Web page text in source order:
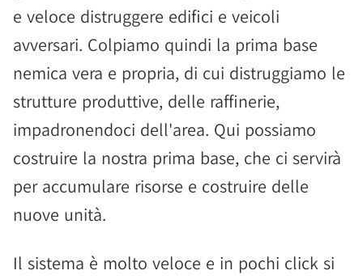
e veloce distruggere edifici e veicoli
avversari. Colpiamo quindi la prima base
nemica vera e propria, di cui distruggiamo le
strutture produttive, delle raffinerie,
impadronendoci dell'area. Qui possiamo
costruire la nostra prima base, che ci servirà
per accumulare risorse e costruire delle
nuove unità.
Il sistema è molto veloce e in pochi click si